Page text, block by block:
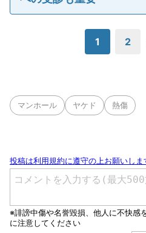
1 2
マンホール ヤケド 熱傷